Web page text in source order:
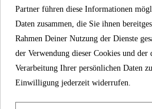
Preis
inkl. MwSt.
Artikel-Nr 1202504
Material Edelstahl SUS 201
Partner führen diese Informationen
Daten zusammen, die Sie ihnen
Rahmen Deiner Nutzung der Dienste
der Verwendung dieser Cookies und der
Verarbeitung Ihrer persönlichen Daten
Einwilligung jederzeit widerrufen.